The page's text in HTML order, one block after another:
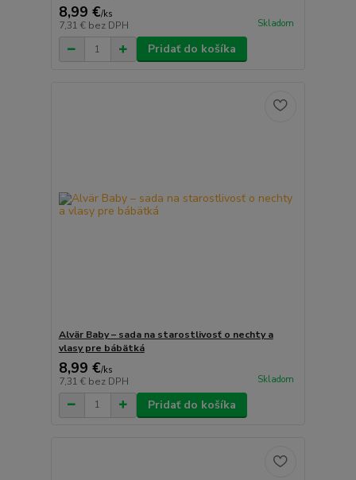
8,99 €/ks
7,31 € bez DPH Skladom
Pridať do košíka
Alvär Baby – sada na starostlivosť o nechty a
vlasy pre bábätká
8,99 €/ks
7,31 € bez DPH Skladom
Pridať do košíka